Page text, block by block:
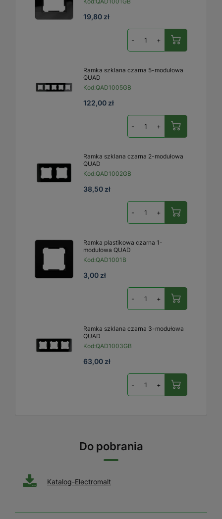
19,80 zł
- +
Ramka szklana czarna 5-modułowa
QUAD
Kod:QAD1005GB
122,00 zł
- +
Ramka szklana czarna 2-modułowa
QUAD
Kod:QAD1002GB
38,50 zł
- +
Ramka plastikowa czarna 1-
modułowa QUAD
Kod:QAD1001B
3,00 zł
- +
Ramka szklana czarna 3-modułowa
QUAD
Kod:QAD1003GB
63,00 zł
- +
Do pobrania
Katalog-Electromalt